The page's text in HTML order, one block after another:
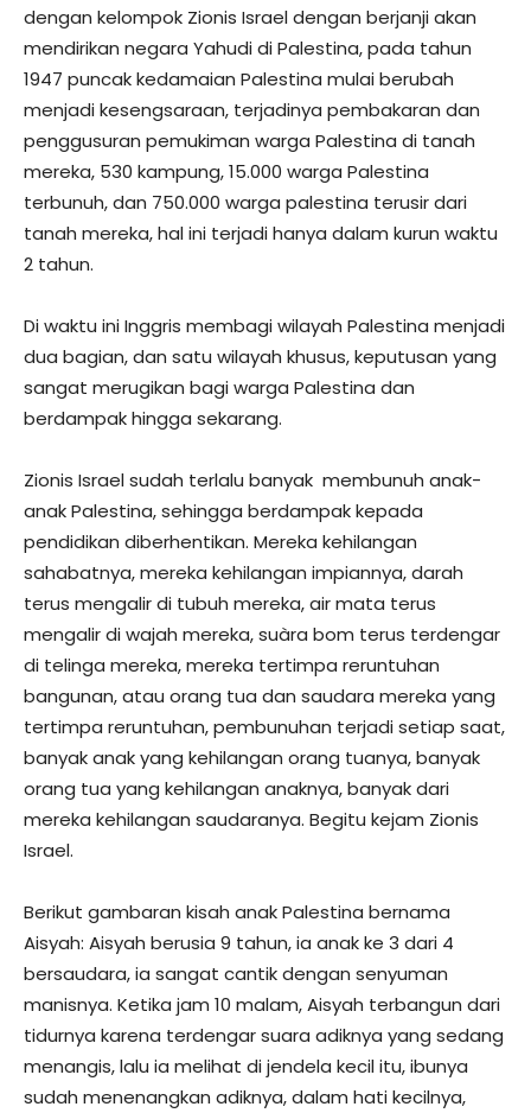
dengan kelompok Zionis Israel dengan berjanji akan
mendirikan negara Yahudi di Palestina, pada tahun
1947 puncak kedamaian Palestina mulai berubah
menjadi kesengsaraan, terjadinya pembakaran dan
penggusuran pemukiman warga Palestina di tanah
mereka, 530 kampung, 15.000 warga Palestina
terbunuh, dan 750.000 warga palestina terusir dari
tanah mereka, hal ini terjadi hanya dalam kurun waktu
2 tahun.
Di waktu ini Inggris membagi wilayah Palestina menjadi
dua bagian, dan satu wilayah khusus, keputusan yang
sangat merugikan bagi warga Palestina dan
berdampak hingga sekarang.
Zionis Israel sudah terlalu banyak membunuh anak-
anak Palestina, sehingga berdampak kepada
pendidikan diberhentikan. Mereka kehilangan
sahabatnya, mereka kehilangan impiannya, darah
terus mengalir di tubuh mereka, air mata terus
mengalir di wajah mereka, suàra bom terus terdengar
di telinga mereka, mereka tertimpa reruntuhan
bangunan, atau orang tua dan saudara mereka yang
tertimpa reruntuhan, pembunuhan terjadi setiap saat,
banyak anak yang kehilangan orang tuanya, banyak
orang tua yang kehilangan anaknya, banyak dari
mereka kehilangan saudaranya. Begitu kejam Zionis
Israel.
Berikut gambaran kisah anak Palestina bernama
Aisyah: Aisyah berusia 9 tahun, ia anak ke 3 dari 4
bersaudara, ia sangat cantik dengan senyuman
manisnya. Ketika jam 10 malam, Aisyah terbangun dari
tidurnya karena terdengar suara adiknya yang sedang
menangis, lalu ia melihat di jendela kecil itu, ibunya
sudah menenangkan adiknya, dalam hati kecilnya,